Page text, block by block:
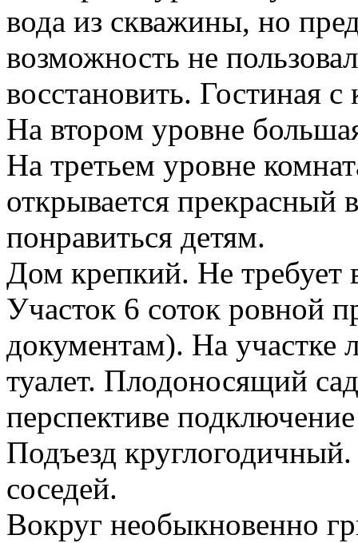
вода из скважины, но
возможность не
восстановить. Гостиная
На втором уровне
На третьем уровне
открывается прекрасный
понравиться детям.
Дом крепкий. Не требует
Участок 6 соток ровной
документам). На участке
туалет. Плодоносящий
перспективе подключение
Подъезд
соседей.
Вокруг необыкновенно